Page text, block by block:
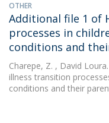
OTHER
Additional file 1 of
processes in
conditions and
Charepe, Z. , David
illness transition
conditions and their